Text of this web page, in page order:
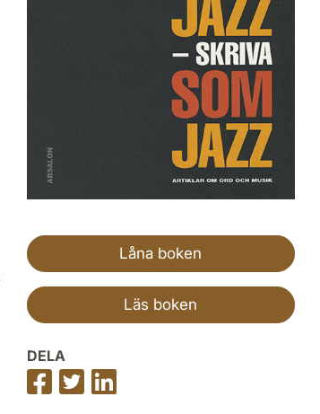
Låna boken
Läs boken
DELA
Dela
på
Dela
på
på